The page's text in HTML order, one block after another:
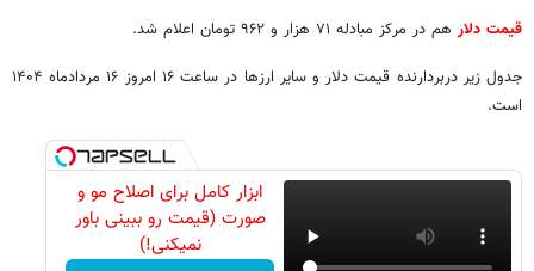
قیمت دلار هم در مرکز مبادله ۷۱ هزار و ۹۶۲ تومان اعلام شد.
جدول زیر دربردارنده قیمت دلار و سایر ارزها در ساعت ۱۶ امروز ۱۶ مردادماه ۱۴۰۴
است.
ابزار کامل برای اصلاح مو و
صورت (قیمت رو ببینی باور
نمیکنی!)